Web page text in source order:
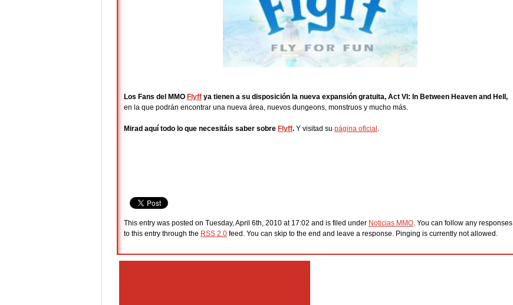
Los Fans del MMO Flyff ya tienen a su disposición la nueva expansión gratuita, Act VI: In Between Heaven and Hell,
en la que podrán encontrar una nueva área, nuevos dungeons, monstruos y mucho más.
Mirad aquí todo lo que necesitáis saber sobre Flyff. Y visitad su página oficial .
This entry was posted on Tuesday, April 6th, 2010 at 17:02 and is filed under Noticias MMO. You can follow any responses
to this entry through the RSS 2.0 feed. You can skip to the end and leave a response. Pinging is currently not allowed.